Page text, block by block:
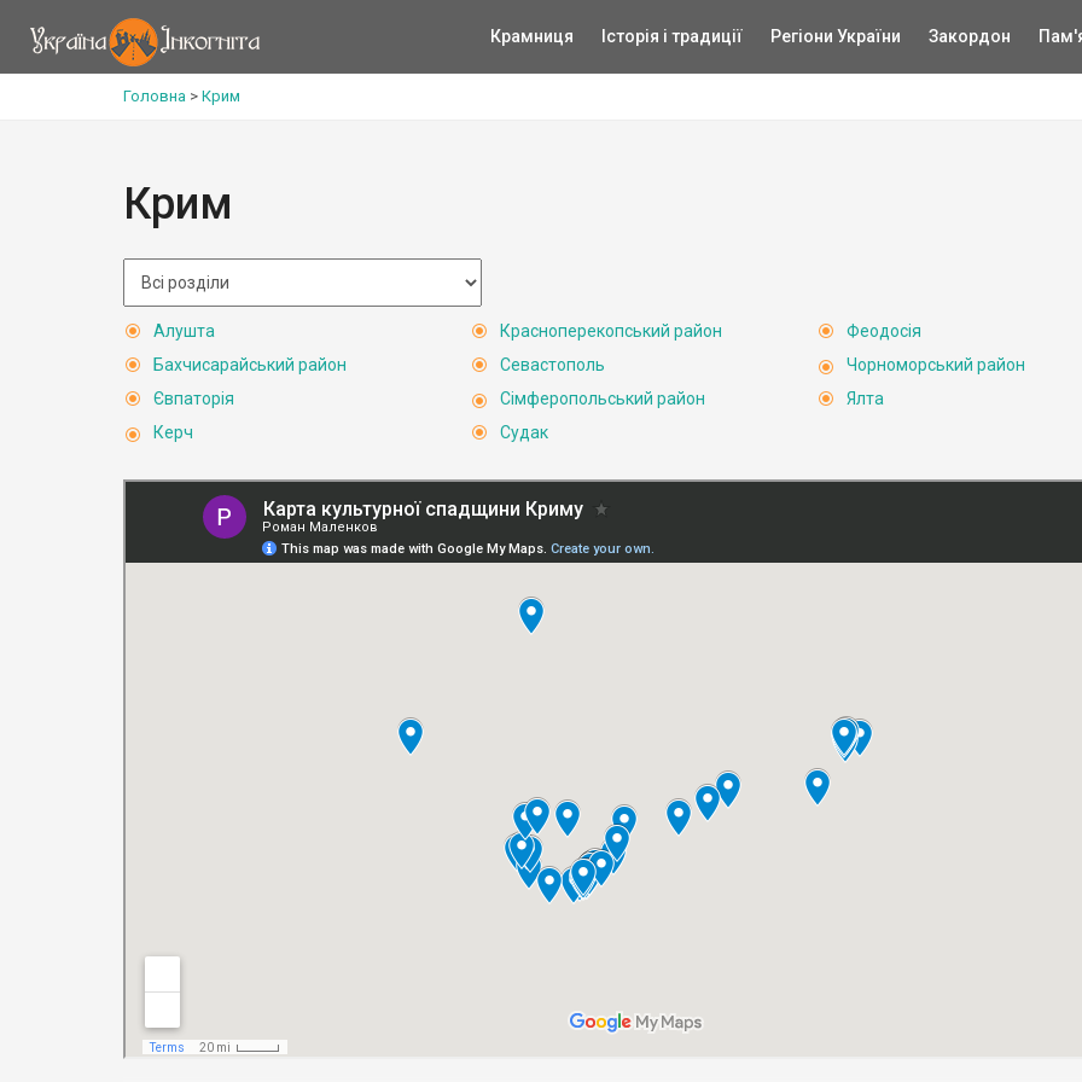
Крамниця Історія і традиції Регіони України Закордон
Головна > Крим
Крим
Алушта
Бахчисарайський район
Євпаторія
Керч
Красноперекопський район
Севастополь
Сімферопольський район
Судак
Феодосія
Чорноморський район
Ялта